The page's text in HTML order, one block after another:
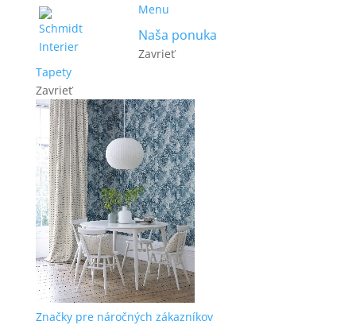
Menu
Naša ponuka
Zavrieť
Tapety
Zavrieť
Značky pre náročných zákazníkov